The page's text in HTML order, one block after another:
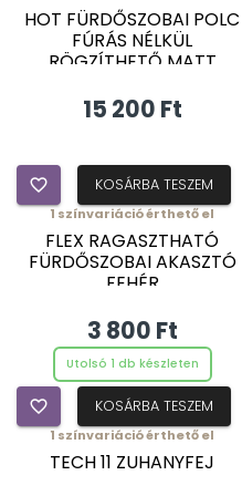
HOT FÜRDŐSZOBAI POLC
FÚRÁS NÉLKÜL
RÖGZÍTHETŐ MATT
15 200 Ft
favorite_border KOSÁRBA TESZEM
1 színvariáció érthető el
FLEX RAGASZTHATÓ
FÜRDŐSZOBAI AKASZTÓ
FEHÉR
3 800 Ft
Utolsó 1 db készleten
favorite_border KOSÁRBA TESZEM
1 színvariáció érthető el
TECH 11 ZUHANYFEJ